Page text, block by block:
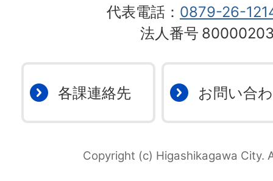
代表電話： 0879-26-
法人番号
各課連絡先 お問い合
Copyright (c) Higashikagawa City.